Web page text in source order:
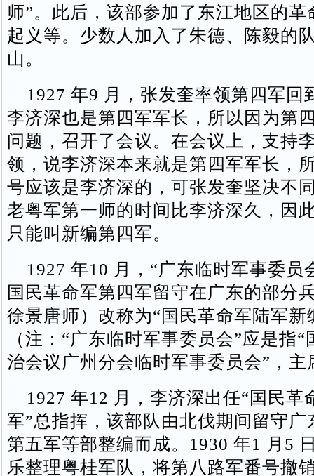
师”。此后，该部参加了东江地区的革
起义等。少数人加入了朱德、陈毅的
山。
1927 年9 月，张发奎率领第四军回
李济深也是第四军军长，所以因为第
问题，召开了会议。在会议上，支持
领，说李济深本来就是第四军军长，
号应该是李济深的，可张发奎坚决不
老粤军第一师的时间比李济深久，因
只能叫新编第四军。
1927 年10 月，“广东临时军事委员
国民革命军第四军留守在广东的部分
徐景唐师）改称为“国民革命军陆军新
（注：“广东临时军事委员会”应是指
治会议广州分会临时军事委员会”，主
1927 年12 月，李济深出任“国民革
军”总指挥，该部队由北伐期间留守广
第五军等部整编而成。1930 年1 月5
乐整理粤桂军队，将第八路军番号撤